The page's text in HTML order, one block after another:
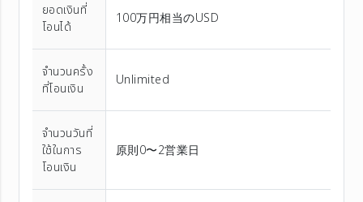
ยอดเงินที่
โอนได้
100万円相当のUSD
จำนวนครั้ง
ที่โอนเงิน
Unlimited
จำนวนวันที่
ใช้ในการ
โอนเงิน
原則0〜2営業日